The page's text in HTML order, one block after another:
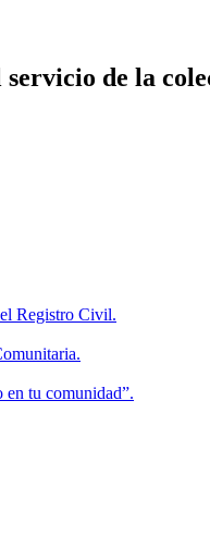
de la
Registro Civil.
tu comunidad”.